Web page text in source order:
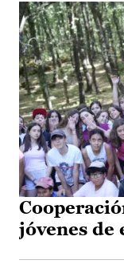
jóvenes de